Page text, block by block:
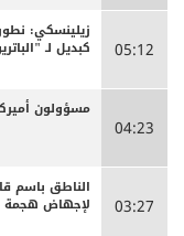
05:12
زيلينسكي:
كبديل لـ
04:23
مسؤولون
03:27
الناطق باسم
لإجهاض هجمة